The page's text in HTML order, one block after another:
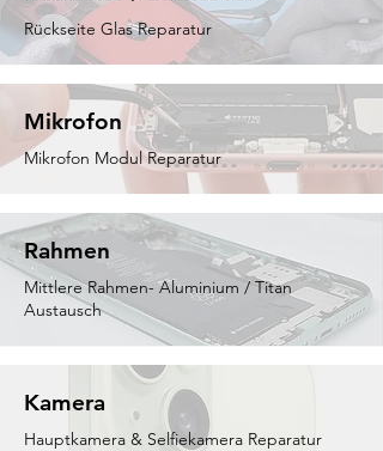
Rückseite Glas Reparatur
Mikrofon
Mikrofon Modul Reparatur
Rahmen
Mittlere Rahmen- Aluminium / Titan
Austausch
Kamera
Hauptkamera & Selfiekamera Reparatur